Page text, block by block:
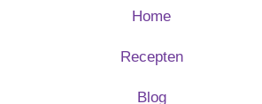
Home
Recepten
Blog